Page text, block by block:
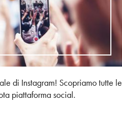
di Instagram! Scopriamo tutte le
piattaforma social.